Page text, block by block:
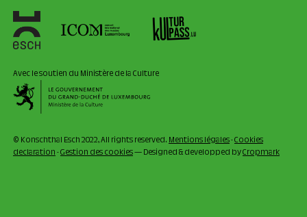
Avec le soutien du Ministère de la Culture
© Konschthal Esch 2022, All rights reserved.Mentions légales-Cookies
declaration-Gestion des cookies— Designed & developped byCropmark